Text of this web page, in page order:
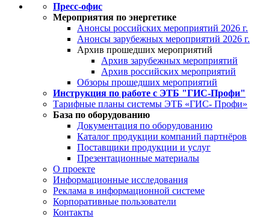
Пресс-офис
Мероприятия по энергетике
Анонсы российских мероприятий 2026 г.
Анонсы зарубежных мероприятий 2026 г.
Архив прошедших мероприятий
Архив зарубежных мероприятий
Архив российских мероприятий
Обзоры прошедших мероприятий
Инструкция по работе с ЭТБ "ГИС-Профи"
Тарифные планы системы ЭТБ «ГИС- Профи»
База по оборудованию
Документация по оборудованию
Каталог продукции компаний партнёров
Поставщики продукции и услуг
Презентационные материалы
О проекте
Информационные исследования
Реклама в информационной системе
Корпоративные пользователи
Контакты